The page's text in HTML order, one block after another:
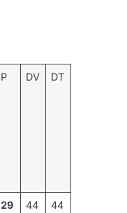
P DV DT
29 44 44